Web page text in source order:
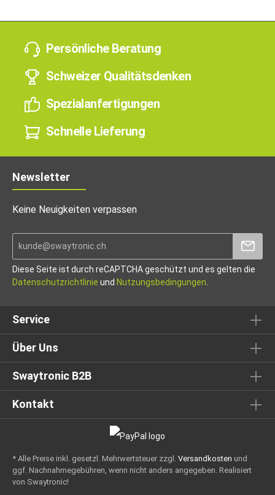
Persönliche Beratung
Schweizer Qualitätsdenken
Spezialanfertigungen
Schnelle Lieferung
Newsletter
Keine Neuigkeiten verpassen
Diese Seite ist durch reCAPTCHA geschützt und es gelten die
Datenschutzrichtlinie und Nutzungsbedingungen
Service
Über Uns
Swaytronic B2B
Kontakt
* Alle Preise inkl. gesetzl. Mehrwertsteuer zzgl. Versandkosten und
ggf. Nachnahmegebühren, wenn nicht anders angegeben. Realisiert
von Swaytronic!